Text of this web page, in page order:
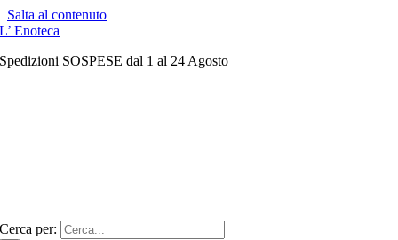
Salta al contenuto
L’ Enoteca
Spedizioni SOSPESE dal 1 al 24 Agosto
Cerca per: